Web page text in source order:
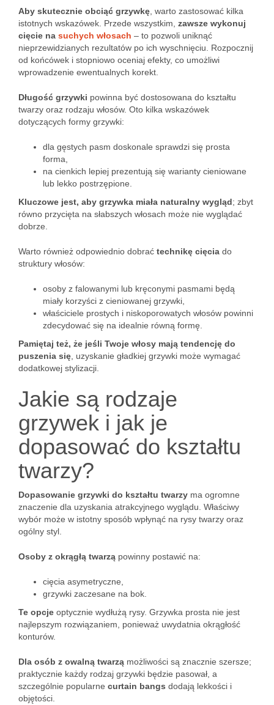
Aby skutecznie obciąć grzywkę , warto zastosować kilka
istotnych wskazówek. Przede wszystkim, zawsze wykonuj
cięcie na suchych włosach – to pozwoli uniknąć
nieprzewidzianych rezultatów po ich wyschnięciu. Rozpocznij
od końcówek i stopniowo oceniaj efekty, co umożliwi
wprowadzenie ewentualnych korekt.
Długość grzywki powinna być dostosowana do kształtu
twarzy oraz rodzaju włosów. Oto kilka wskazówek
dotyczących formy grzywki:
dla gęstych pasm doskonale sprawdzi się prosta
forma,
na cienkich lepiej prezentują się warianty cieniowane
lub lekko postrzępione.
Kluczowe jest, aby grzywka miała naturalny wygląd; zbyt
równo przycięta na słabszych włosach może nie wyglądać
dobrze.
Warto również odpowiednio dobrać technikę cięcia do
struktury włosów:
osoby z falowanymi lub kręconymi pasmami będą
miały korzyści z cieniowanej grzywki,
właściciele prostych i niskoporowatych włosów powinni
zdecydować się na idealnie równą formę.
Pamiętaj też, że jeśli Twoje włosy mają tendencję do
puszenia się , uzyskanie gładkiej grzywki może wymagać
dodatkowej stylizacji.
Jakie są rodzaje
grzywek i jak je
dopasować do kształtu
twarzy?
Dopasowanie grzywki do kształtu twarzy ma ogromne
znaczenie dla uzyskania atrakcyjnego wyglądu. Właściwy
wybór może w istotny sposób wpłynąć na rysy twarzy oraz
ogólny styl.
Osoby z okrągłą twarzą powinny postawić na:
cięcia asymetryczne,
grzywki zaczesane na bok.
Te opcje optycznie wydłużą rysy. Grzywka prosta nie jest
najlepszym rozwiązaniem, ponieważ uwydatnia okrągłość
konturów.
Dla osób z owalną twarzą możliwości są znacznie szersze;
praktycznie każdy rodzaj grzywki będzie pasował, a
szczególnie popularne curtain bangs dodają lekkości i
objętości.